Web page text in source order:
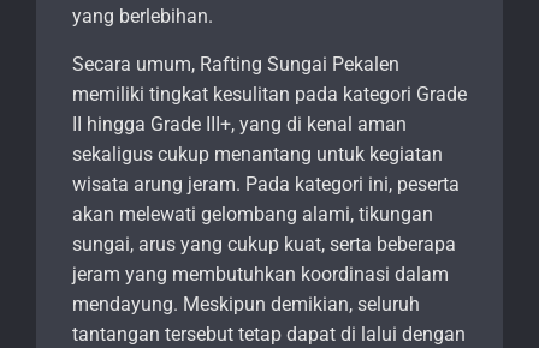
yang berlebihan.
Secara umum, Rafting Sungai Pekalen
memiliki tingkat kesulitan pada kategori Grade
II hingga Grade III+, yang di kenal aman
sekaligus cukup menantang untuk kegiatan
wisata arung jeram. Pada kategori ini, peserta
akan melewati gelombang alami, tikungan
sungai, arus yang cukup kuat, serta beberapa
jeram yang membutuhkan koordinasi dalam
mendayung. Meskipun demikian, seluruh
tantangan tersebut tetap dapat di lalui dengan